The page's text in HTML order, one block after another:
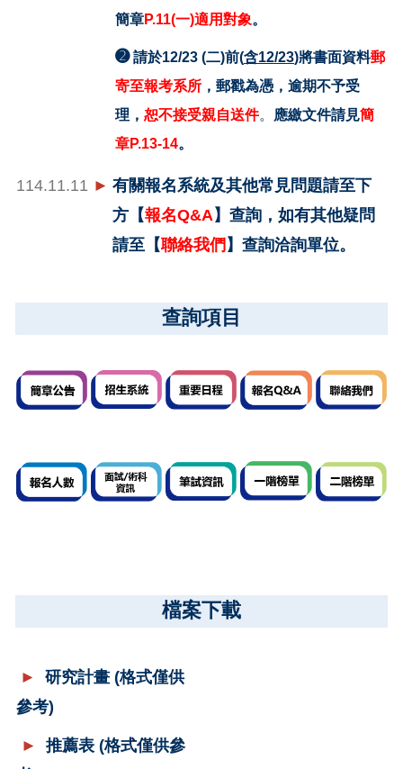
簡章P.11(一)適用對象。
➋ 請於12/23 (二)前(含12/23)將書面資料郵
寄至報考系所 ，郵戳為憑，逾期不予受
理， 恕不接受親自送件。 應繳文件請見簡
章P.13-14。
114.11.11 ► 有關報名系統及其他常見問題請至下
方【報名Q&A 】查詢，如有其他疑問
請至【聯絡我們 】查詢洽詢單位。
查詢項目
檔案下載
► 研究計畫 (格式僅供
參考)
► 推薦表 (格式僅供參